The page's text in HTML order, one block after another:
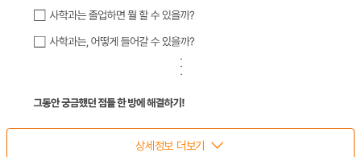
상세정보 더보기